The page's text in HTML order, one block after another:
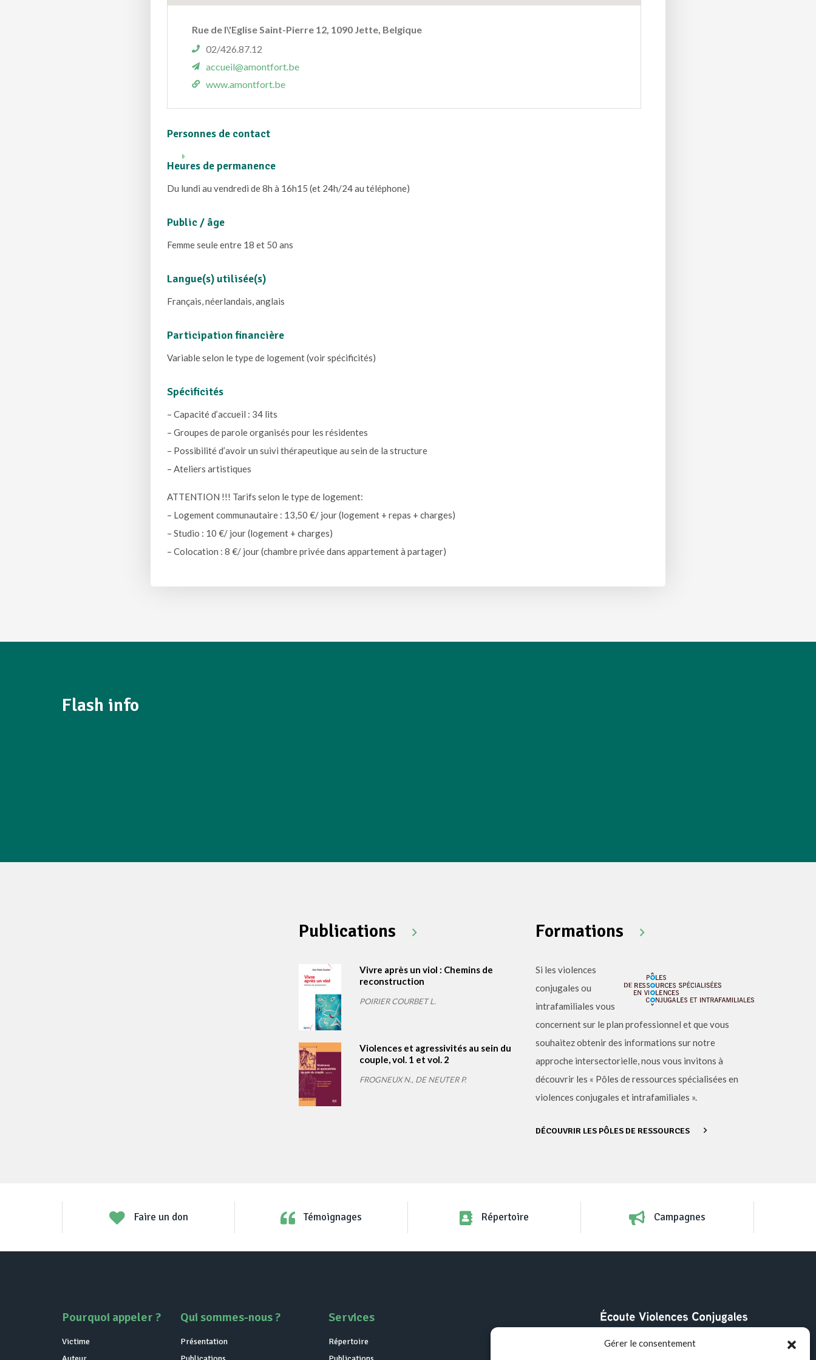
Gérer le consentement
Rue de l\'Eglise Saint-Pierre 12, 1090 Jette, Belgique
02/426.87.12
accueil@amontfort.be
www.amontfort.be
Personnes de contact
Heures de permanence
Du lundi au vendredi de 8h à 16h15 (et 24h/24 au téléphone)
Public / âge
Femme seule entre 18 et 50 ans
Langue(s) utilisée(s)
Français, néerlandais, anglais
Participation financière
Variable selon le type de logement (voir spécificités)
Spécificités
– Capacité d’accueil : 34 lits
– Groupes de parole organisés pour les résidentes
– Possibilité d’avoir un suivi thérapeutique au sein de la structure
– Ateliers artistiques
ATTENTION !!! Tarifs selon le type de logement:
– Logement communautaire : 13,50 €/ jour (logement + repas + charges)
– Studio : 10 €/ jour (logement + charges)
– Colocation : 8 €/ jour (chambre privée dans appartement à partager)
Flash info
Publications
Vivre après un viol : Chemins de
reconstruction
POIRIER COURBET L.
Violences et agressivités au sein du
couple, vol. 1 et vol. 2
FROGNEUX N., DE NEUTER P.
Formations
Si les violences
conjugales ou
intrafamiliales vous
concernent sur le plan professionnel et que vous
souhaitez obtenir des informations sur notre
approche intersectorielle, nous vous invitons à
découvrir les « Pôles de ressources spécialisées en
violences conjugales et intrafamiliales ».
DÉCOUVRIR LES PÔLES DE RESSOURCES
Faire un don Témoignages Répertoire Campagnes
Pourquoi appeler ?
Victime
Qui sommes-nous ?
Présentation
Services
Répertoire